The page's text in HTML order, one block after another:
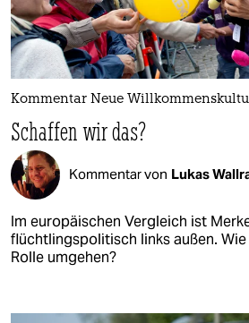
Kommentar Neue
Schaffen wir das?
Kommentar von Lukas
Im europäischen Vergleich ist
flüchtlingspolitisch links außen.
Rolle umgehen?